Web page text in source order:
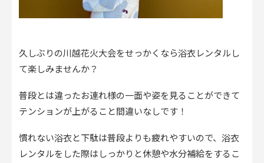
久しぶりの川越花火大会をせっかくなら浴衣レンタルし
て楽しみませんか？
普段とは違ったお連れ様の一面や姿を見ることができて
テンションが上がること間違いなしです！
慣れない浴衣と下駄は普段よりも疲れやすいので、浴衣
レンタルをした際はしっかりと休憩や水分補給をするこ